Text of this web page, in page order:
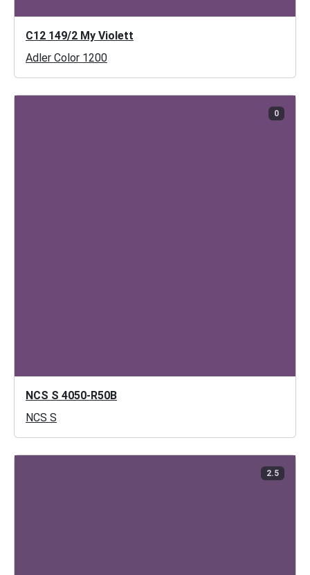
C12 149/2 My Violett
Adler Color 1200
0
NCS S 4050-R50B
NCS S
2.5